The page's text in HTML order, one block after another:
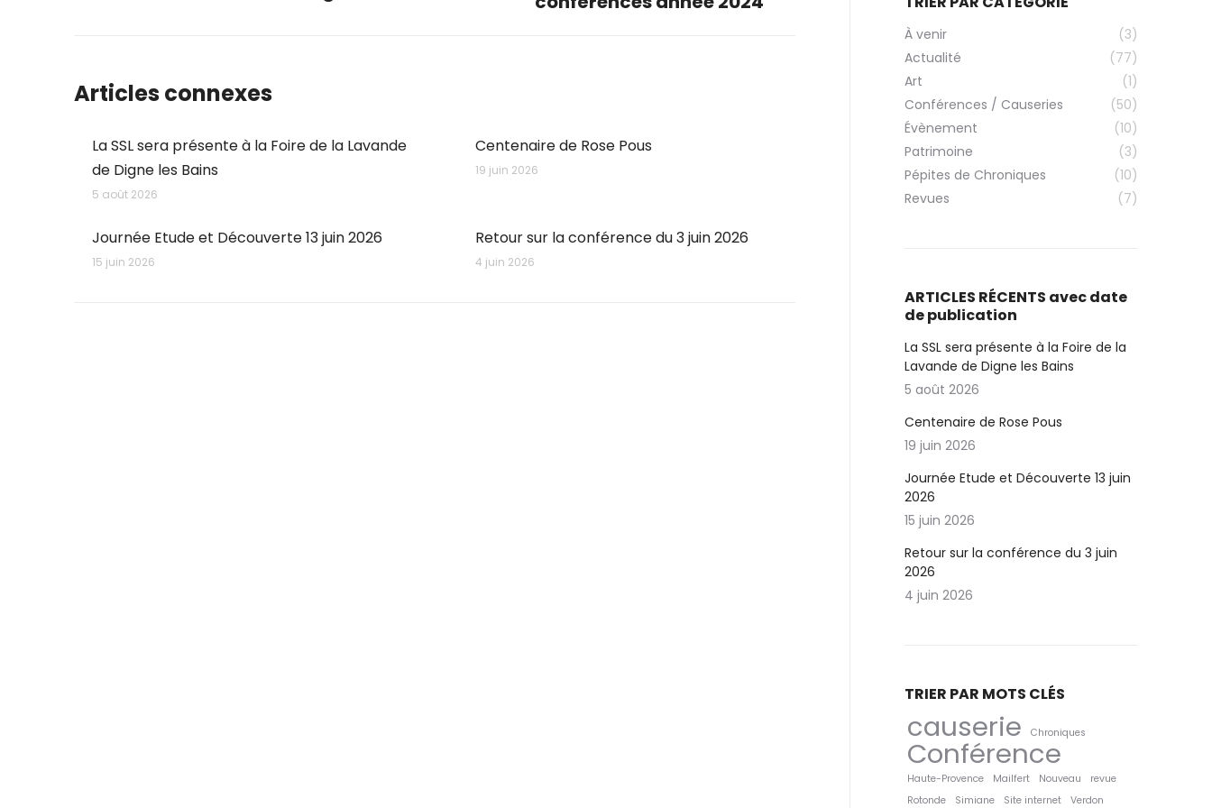
Articles connexes
La SSL sera présente à la Foire de la Lavande
de Digne les Bains
5 août 2026
Centenaire de Rose Pous
19 juin 2026
Journée Etude et Découverte 13 juin 2026
15 juin 2026
Retour sur la conférence du 3 juin 2026
4 juin 2026
À venir
(3)
Actualité
(77)
Art
(1)
Conférences / Causeries
(50)
Évènement
(10)
Patrimoine
(3)
Pépites de Chroniques
(10)
Revues
(7)
ARTICLES RÉCENTS avec date
de publication
La SSL sera présente à la Foire de la
Lavande de Digne les Bains
5 août 2026
Centenaire de Rose Pous
19 juin 2026
Journée Etude et Découverte 13 juin
2026
15 juin 2026
Retour sur la conférence du 3 juin
2026
4 juin 2026
TRIER PAR MOTS CLÉS
causerie Chroniques
Conférence
Haute-Provence Mailfert Nouveau
revue
Rotonde
Simiane Site internet Verdon